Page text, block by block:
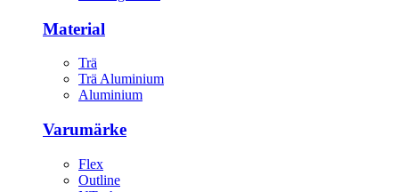
Material
Trä
Trä Aluminium
Aluminium
Varumärke
Flex
Outline